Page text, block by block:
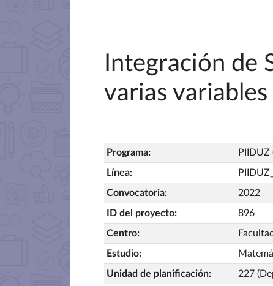
Integración de
varias variables
Programa:
Línea:
Convocatoria: 2022
ID del proyecto: 896
Centro:
Estudio:
Unidad de planificación: 227